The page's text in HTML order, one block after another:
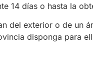
14 días o hasta la
del exterior o de un
disponga para